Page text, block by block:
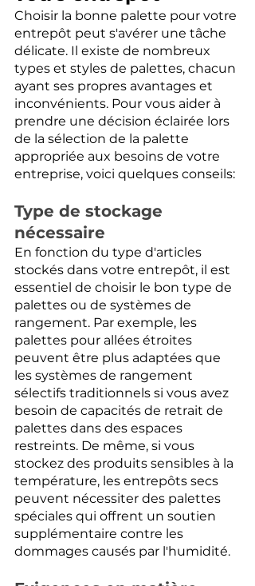
Choisir la bonne palette pour votre
entrepôt peut s'avérer une tâche
délicate. Il existe de nombreux
types et styles de palettes, chacun
ayant ses propres avantages et
inconvénients. Pour vous aider à
prendre une décision éclairée lors
de la sélection de la palette
appropriée aux besoins de votre
entreprise, voici quelques conseils:
Type de stockage
nécessaire
En fonction du type d'articles
stockés dans votre entrepôt, il est
essentiel de choisir le bon type de
palettes ou de systèmes de
rangement. Par exemple, les
palettes pour allées étroites
peuvent être plus adaptées que
les systèmes de rangement
sélectifs traditionnels si vous avez
besoin de capacités de retrait de
palettes dans des espaces
restreints. De même, si vous
stockez des produits sensibles à la
température, les entrepôts secs
peuvent nécessiter des palettes
spéciales qui offrent un soutien
supplémentaire contre les
dommages causés par l'humidité.